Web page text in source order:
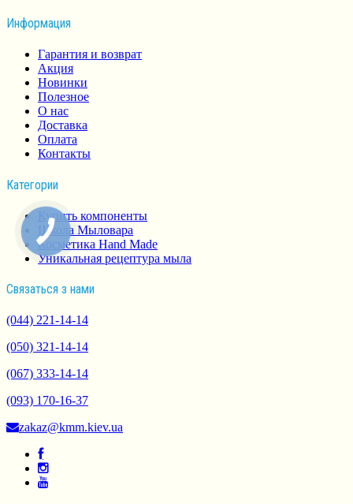
Информация
Гарантия и возврат
Акция
Новинки
Полезное
О нас
Доставка
Оплата
Контакты
Категории
Купить компоненты
Школа Мыловара
Косметика Hand Made
Уникальная рецептура мыла
Связаться з нами
(044) 221-14-14
(050) 321-14-14
(067) 333-14-14
(093) 170-16-37
zakaz@kmm.kiev.ua